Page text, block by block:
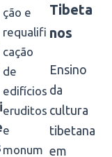
ção e
requalifi
cação
de
edifícios
eruditos
e
monum
Tibeta
nos
Ensino
da
cultura
tibetana
em